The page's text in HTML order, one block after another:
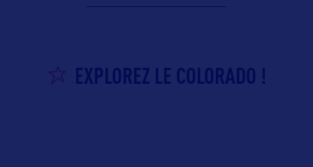
EXPLOREZ LE COLORADO !